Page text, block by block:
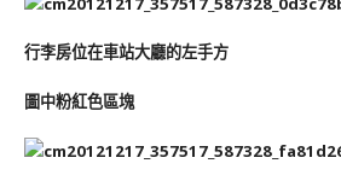
行李房位在車站大廳的左手方
圖中粉紅色區塊